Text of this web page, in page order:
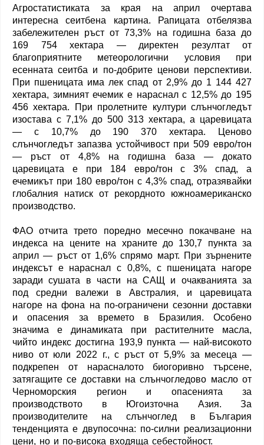
Агростатистиката за края на април очертава
интересна сеитбена картина. Рапицата отбелязва
забележителен ръст от 73,3% на годишна база до
169 754 хектара — директен резултат от
благоприятните метеорологични условия при
есенната сеитба и по-добрите ценови перспективи.
При пшеницата има лек спад от 2,9% до 1 144 427
хектара, зимният ечемик е нараснал с 12,5% до 195
456 хектара. При пролетните култури слънчогледът
изостава с 7,1% до 500 313 хектара, а царевицата
— с 10,7% до 190 370 хектара. Ценово
слънчогледът запазва устойчивост при 509 евро/тон
— ръст от 4,8% на годишна база — докато
царевицата е при 184 евро/тон с 3% спад, а
ечемикът при 180 евро/тон с 4,3% спад, отразявайки
глобалния натиск от рекордното южноамериканско
производство.
ФАО отчита трето поредно месечно покачване на
индекса на цените на храните до 130,7 пункта за
април — ръст от 1,6% спрямо март. При зърнените
индексът е нараснал с 0,8%, с пшеницата нагоре
заради сушата в части на САЩ и очакванията за
под средни валежи в Австралия, и царевицата
нагоре на фона на по-ограничени сезонни доставки
и опасения за времето в Бразилия. Особено
значима е динамиката при растителните масла,
чийто индекс достигна 193,9 пункта — най-високото
ниво от юли 2022 г., с ръст от 5,9% за месеца —
подкрепен от нарасналото биогоривно търсене,
затягащите се доставки на слънчогледово масло от
Черноморския регион и опасенията за
производството в Югоизточна Азия. За
производителите на слънчоглед в България
тенденцията е двупосочна: по-силни реализационни
цени, но и по-висока входяща себестойност.